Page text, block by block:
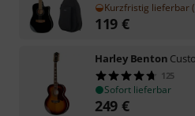
Kurzfristig lieferbar
119 €
Harley Benton
125
Sofort lieferbar
249 €